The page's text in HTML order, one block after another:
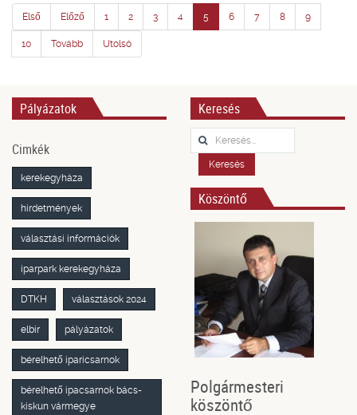
Első Előző 1 2 3 4 5 6 7 8 9
10 Tovább Utolsó
Pályázatok
Cimkék
kerekegyháza
hirdetmények
választási információk
iparpark kerekegyháza
DTKH választások 2024
elbir pályázatok
bérelhető iparicsarnok
bérelhető ipacsarnok bács-
kiskun vármegye
Keresés
Keresés...
Keresés
Köszöntő
Polgármesteri
köszöntő